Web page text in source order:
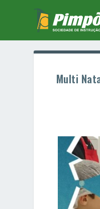
Multi